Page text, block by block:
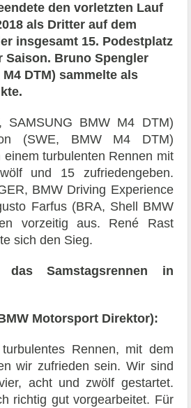
den vorletzten Lauf
als Dritter auf dem
insgesamt 15. Podestplatz
Saison. Bruno Spengler
DTM) sammelte als
SAMSUNG BMW M4 DTM)
(SWE, BMW M4 DTM)
turbulenten Rennen mit
und 15 zufriedengeben.
BMW Driving Experience
Farfus (BRA, Shell BMW
vorzeitig aus. René Rast
sich den Sieg.
das Samstagsrennen in
Motorsport Direktor):
Rennen, mit dem
wir zufrieden sein. Wir sind
acht und zwölf gestartet.
richtig gut vorgearbeitet. Für